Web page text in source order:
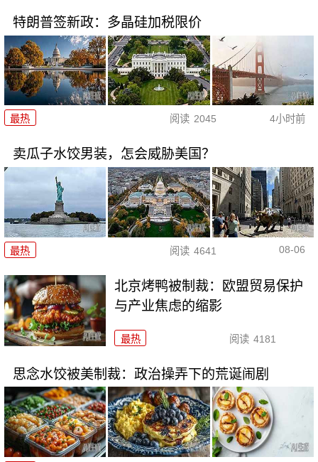
特朗普签新政：多晶硅加税限价
最热 阅读 2045 4小时前
卖瓜子水饺男装，怎会威胁美国？
最热 阅读 4641 08-06
北京烤鸭被制裁：欧盟贸易保护
与产业焦虑的缩影
最热 阅读 4181
思念水饺被美制裁：政治操弄下的荒诞闹剧